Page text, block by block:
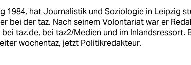
1984, hat Journalistik und Soziologie in Leipzig
bei der taz. Nach seinem Volontariat war er
bei taz.de, bei taz2/Medien und im Inlandsressort.
wochentaz, jetzt Politikredakteur.